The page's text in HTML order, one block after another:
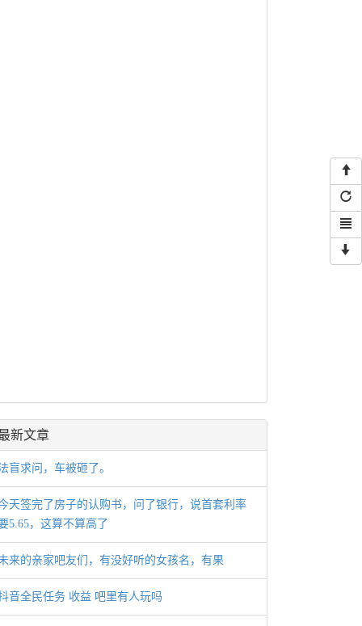
新文章
盲求问，车被砸了。
天签完了房子的认购书，问了银行，说首套利率
5.65，这算不算高了
来的亲家吧友们，有没好听的女孩名，有果
音全民任务 收益 吧里有人玩吗